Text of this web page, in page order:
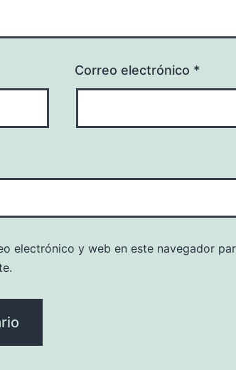
Correo electrónico *
electrónico y web en este navegador